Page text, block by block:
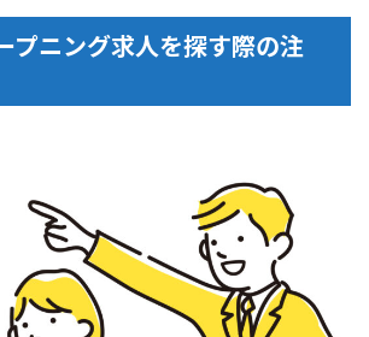
プニング求人を探す際の注